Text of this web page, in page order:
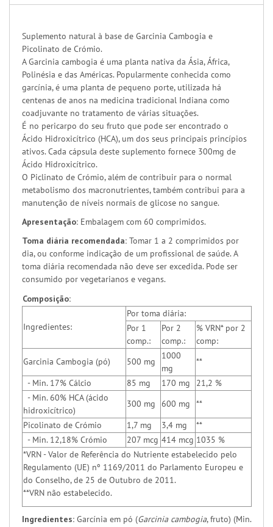
Suplemento natural à base de Garcinia Cambogia e
Picolinato de Crómio.
A Garcinia cambogia é uma planta nativa da Ásia, África,
Polinésia e das Américas. Popularmente conhecida como
garcínia, é uma planta de pequeno porte, utilizada há
centenas de anos na medicina tradicional Indiana como
coadjuvante no tratamento de várias situações.
É no pericarpo do seu fruto que pode ser encontrado o
Ácido Hidroxicítrico (HCA), um dos seus principais princípios
ativos. Cada cápsula deste suplemento fornece 300mg de
Ácido Hidroxicítrico.
O Piclinato de Crómio, além de contribuir para o normal
metabolismo dos macronutrientes, também contribui para a
manutenção de níveis normais de glicose no sangue.
Apresentação: Embalagem com 60 comprimidos.
Toma diária recomendada: Tomar 1 a 2 comprimidos por
dia, ou conforme indicação de um profissional de saúde. A
toma diária recomendada não deve ser excedida. Pode ser
consumido por vegetarianos e vegans.
Composição:
Ingredientes:
Por toma diária:
Por 1
comp.:
Por 2
comp.:
% VRN* por 2
comp:
Garcinia Cambogia (pó)
500 mg
1000
mg
**
- Min. 17% Cálcio
85 mg 170 mg
21,2 %
- Min. 60% HCA (ácido
hidroxicítrico)
300 mg 600 mg
**
Picolinato de Crómio
1,7 mg 3,4 mg
**
- Min. 12,18% Crómio
207 mcg 414 mcg 1035 %
*VRN - Valor de Referência do Nutriente estabelecido pelo
Regulamento (UE) nº 1169/2011 do Parlamento Europeu e
do Conselho, de 25 de Outubro de 2011.
**VRN não estabelecido.
Ingredientes: Garcínia em pó (Garcinia cambogia, fruto) (Min.